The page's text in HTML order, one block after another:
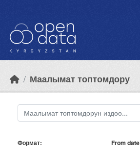
Маалымат топтомдору
Формат From date